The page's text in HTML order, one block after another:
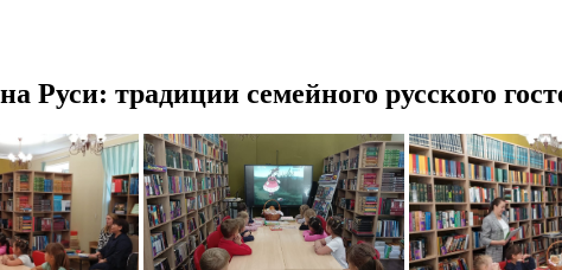
Руси: традиции семейного русского